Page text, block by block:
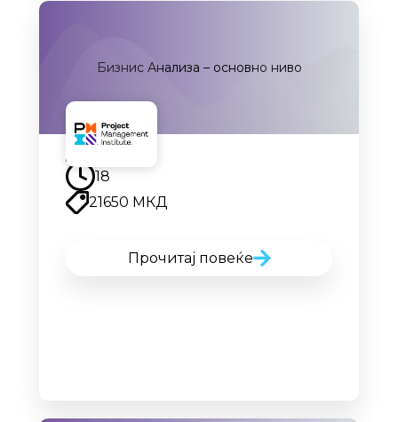
Бизнис Анализа – основно ниво
Наскоро
18
21650 МКД
Прочитај повеќе